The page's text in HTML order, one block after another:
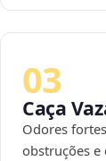
03
Caça
Odores
obstruções e